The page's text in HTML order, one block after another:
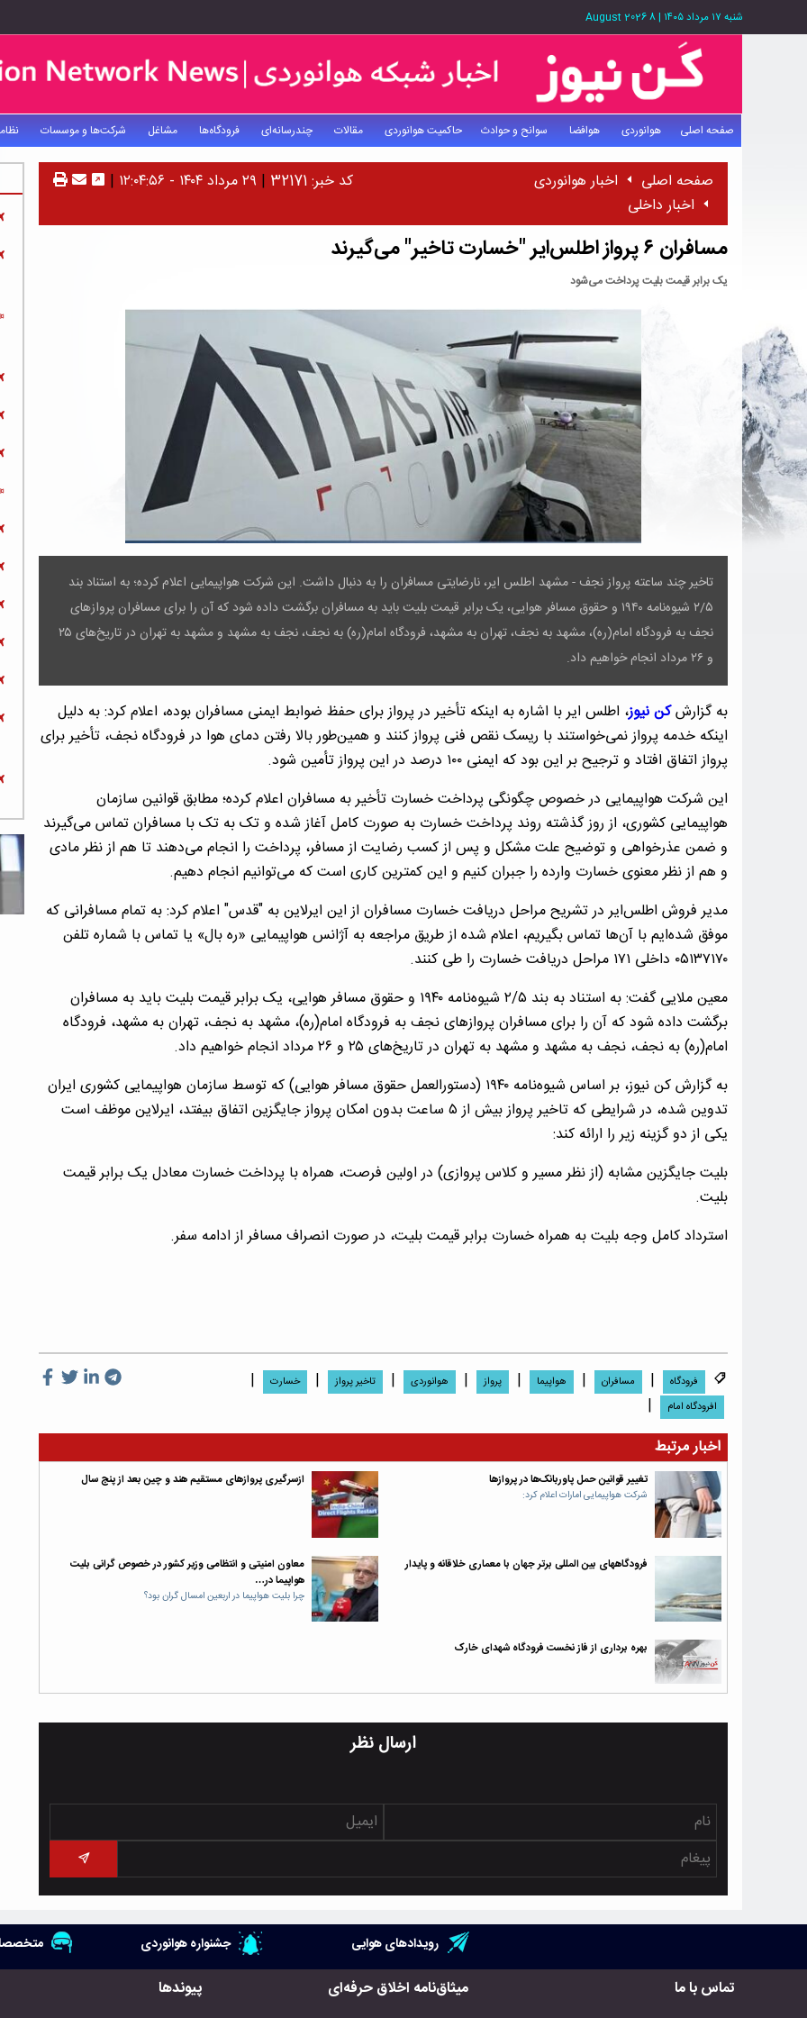
شنبه ۱۷ مرداد ۱۴۰۵ |
8 August 2026
صفحه اصلی هوانوردی هوافضا سوانح و حوادث حاکمیت هوانوردی مقالات چندرسانه‌ای فرودگاه‌ها مشاغل شرکت‌ها و موسسات
صفحه اصلی
اخبار هوانوردی
اخبار داخلی
کد خبر: 32171 | ۲۹ مرداد ۱۴۰۴ - ۱۲:۰۴:۵۶ |
مسافران ۶ پرواز اطلس‌ایر "خسارت تاخیر" می‌گیرند
یک برابر قیمت بلیت پرداخت می‌شود
تاخیر چند ساعته پرواز نجف - مشهد اطلس ایر، نارضایتی مسافران را به دنبال داشت. این شرکت هواپیمایی اعلام کرده؛ به استناد بند
۲/۵ شیوه‌نامه ۱۹۴۰ و حقوق مسافر هوایی، یک برابر قیمت بلیت باید به مسافران برگشت داده شود که آن را برای مسافران پروازهای
نجف به فرودگاه امام(ره)، مشهد به نجف، تهران به مشهد، فرودگاه امام(ره) به نجف، نجف به مشهد و مشهد به تهران در تاریخ‌های ۲۵
و ۲۶ مرداد انجام خواهیم داد.
به گزارشکن نیوز، اطلس ایر با اشاره به اینکه تأخیر در پرواز برای حفظ ضوابط ایمنی مسافران بوده، اعلام کرد: به دلیل
اینکه خدمه پرواز نمی‌خواستند با ریسک نقص فنی پرواز کنند و همین‌طور بالا رفتن دمای هوا در فرودگاه نجف، تأخیر برای
پرواز اتفاق افتاد و ترجیح بر این بود که ایمنی ۱۰۰ درصد در این پرواز تأمین شود.
این شرکت هواپیمایی در خصوص چگونگی پرداخت خسارت تأخیر به مسافران اعلام کرده؛ مطابق قوانین سازمان
هواپیمایی کشوری، از روز گذشته روند پرداخت خسارت به صورت کامل آغاز شده و تک به تک با مسافران تماس می‌گیرند
و ضمن عذرخواهی و توضیح علت مشکل و پس از کسب رضایت از مسافر، پرداخت را انجام می‌دهند تا هم از نظر مادی
و هم از نظر معنوی خسارت وارده را جبران کنیم و این کمترین کاری است که می‌توانیم انجام دهیم.
مدیر فروش اطلس‌ایر در تشریح مراحل دریافت خسارت مسافران از این ایرلاین به "قدس" اعلام کرد: به تمام مسافرانی که
موفق شده‌ایم با آن‌ها تماس بگیریم، اعلام شده از طریق مراجعه به آژانس هواپیمایی «ره بال» یا تماس با شماره تلفن
۰۵۱۳۷۱۷۰ داخلی ۱۷۱ مراحل دریافت خسارت را طی کنند.
معین ملایی گفت: به استناد به بند ۲/۵ شیوه‌نامه ۱۹۴۰ و حقوق مسافر هوایی، یک برابر قیمت بلیت باید به مسافران
برگشت داده شود که آن را برای مسافران پروازهای نجف به فرودگاه امام(ره)، مشهد به نجف، تهران به مشهد، فرودگاه
امام(ره) به نجف، نجف به مشهد و مشهد به تهران در تاریخ‌های ۲۵ و ۲۶ مرداد انجام خواهیم داد.
به گزارش ‌کن نیوز، بر اساس شیوه‌نامه ۱۹۴۰ (دستورالعمل حقوق مسافر هوایی) که توسط سازمان هواپیمایی کشوری ایران
تدوین شده، در شرایطی که تاخیر پرواز بیش از ۵ ساعت بدون امکان پرواز جایگزین اتفاق بیفتد، ایرلاین موظف است
یکی از دو گزینه زیر را ارائه کند:
بلیت جایگزین مشابه (از نظر مسیر و کلاس پروازی) در اولین فرصت، همراه با پرداخت خسارت معادل یک برابر قیمت
بلیت.
استرداد کامل وجه بلیت به همراه خسارت برابر قیمت بلیت، در صورت انصراف مسافر از ادامه سفر.
فرودگاه | مسافران | هواپیما | پرواز | هوانوردى | تاخیر پرواز | خسارت |
افرودگاه امام
|
اخبار مرتبط
تغییر قوانین حمل پاوربانک‌ها در پروازها
شرکت هواپیمایی امارات اعلام کرد:
ازسرگیری پروازهای مستقیم هند و چین بعد از پنج سال
فرودگاههای بین المللی برتر جهان با معماری خلاقانه و پایدار
معاون امنیتی و انتظامی وزیر کشور در خصوص گرانی بلیت
هواپیما در…
چرا بلیت هواپیما در اربعین امسال گران بود؟
بهره برداری از فاز نخست فرودگاه شهدای خارک
ارسال نظر
رویدادهای هوایی جشنواره هوانوردی
تماس با ما
میثاق‌نامه اخلاق حرفه‌ای
پیوندها